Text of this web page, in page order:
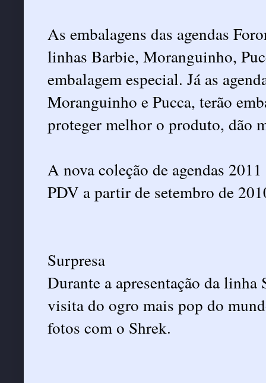
As embalagens das agendas
linhas Barbie, Moranguinho,
embalagem especial. Já as
Moranguinho e Pucca, terão
proteger melhor o produto, dão
A nova coleção de agendas
PDV a partir de setembro de
Surpresa
Durante a apresentação da
visita do ogro mais pop do
fotos com o Shrek.